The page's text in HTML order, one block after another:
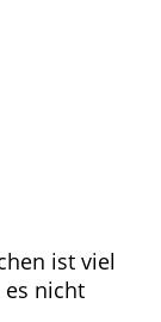
ist viel
nicht